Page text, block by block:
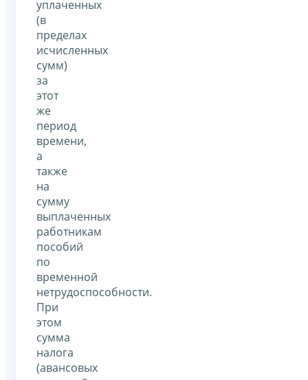
уплаченных
(в
пределах
исчисленных
сумм)
за
этот
же
период
времени,
а
также
на
сумму
выплаченных
работникам
пособий
по
временной
нетрудоспособности.
При
этом
сумма
налога
(авансовых